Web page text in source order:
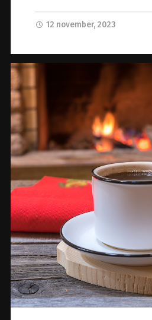
12 november, 2023